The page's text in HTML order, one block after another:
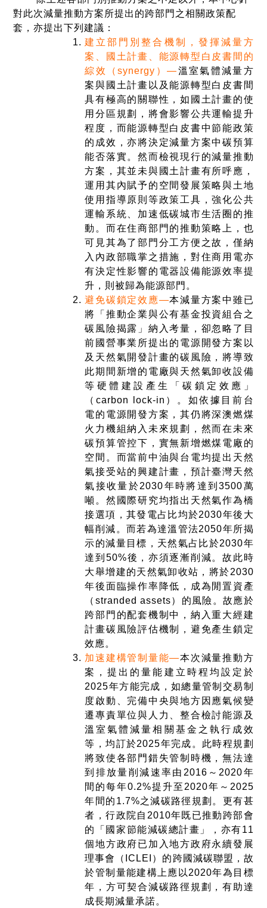
對此次減量推動方案所提出的跨部門之相關政策配
套，亦提出下列建議：
建立部門別整合機制，發揮減量方
案、國土計畫、能源轉型白皮書間的
綜效（synergy）—溫室氣體減量方
案與國土計畫以及能源轉型白皮書間
具有極高的關聯性，如國土計畫的使
用分區規劃，將會影響公共運輸提升
程度，而能源轉型白皮書中節能政策
的成效，亦將決定減量方案中碳預算
能否落實。然而檢視現行的減量推動
方案，其並未與國土計畫有所呼應，
運用其內賦予的空間發展策略與土地
使用指導原則等政策工具，強化公共
運輸系統、加速低碳城市生活圈的推
動。而在住商部門的推動策略上，也
可見其為了部門分工方便之故，僅納
入內政部職掌之措施，對住商用電亦
有決定性影響的電器設備能源效率提
升，則被歸為能源部門。
避免碳鎖定效應—本減量方案中雖已
將「推動企業與公有基金投資組合之
碳風險揭露」納入考量，卻忽略了目
前國營事業所提出的電源開發方案以
及天然氣開發計畫的碳風險，將導致
此期間新增的電廠與天然氣卸收設備
等硬體建設產生「碳鎖定效應」
（carbon lock-in）。如依據目前台
電的電源開發方案，其仍將深澳燃煤
火力機組納入未來規劃，然而在未來
碳預算管控下，實無新增燃煤電廠的
空間。而當前中油與台電均提出天然
氣接受站的興建計畫，預計臺灣天然
氣接收量於2030年時將達到3500萬
噸。然國際研究均指出天然氣作為橋
接選項，其發電占比均於2030年後大
幅削減。而若為達溫管法2050年所揭
示的減量目標，天然氣占比於2030年
達到50%後，亦須逐漸削減。故此時
大舉增建的天然氣卸收站，將於2030
年後面臨操作率降低，成為閒置資產
（stranded assets）的風險。故應於
跨部門的配套機制中，納入重大經建
計畫碳風險評估機制，避免產生鎖定
效應。
加速建構管制量能—本次減量推動方
案，提出的量能建立時程均設定於
2025年方能完成，如總量管制交易制
度啟動、完備中央與地方因應氣候變
遷專責單位與人力、整合檢討能源及
溫室氣體減量相關基金之執行成效
等，均訂於2025年完成。此時程規劃
將致使各部門錯失管制時機，無法達
到排放量削減速率由2016～2020年
間的每年0.2%提升至2020年～2025
年間的1.7%之減碳路徑規劃。更有甚
者，行政院自2010年既已推動跨部會
的「國家節能減碳總計畫」，亦有11
個地方政府已加入地方政府永續發展
理事會（ICLEI）的跨國減碳聯盟，故
於管制量能建構上應以2020年為目標
年，方可契合減碳路徑規劃，有助達
成長期減量承諾。